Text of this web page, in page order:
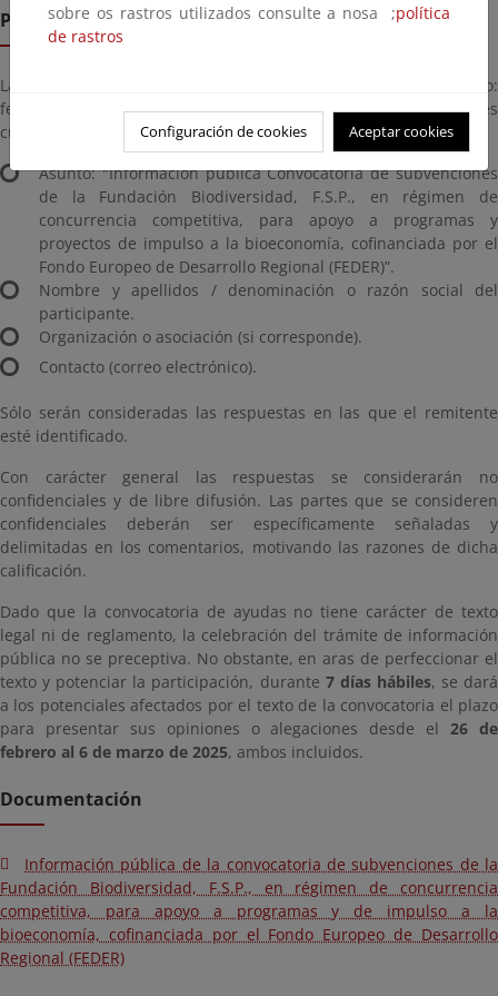
Presentación de alegacións
Las alegaciones podrán remitirse a la dirección de correo:
feder@fundacion-biodiversidad.es, indicando las siguientes
cuestiones:
Asunto: "Información pública Convocatoria de subvenciones
de la Fundación Biodiversidad, F.S.P., en régimen de
concurrencia competitiva, para apoyo a programas y
proyectos de impulso a la bioeconomía, cofinanciada por el
Fondo Europeo de Desarrollo Regional (FEDER)”.
Nombre y apellidos / denominación o razón social del
participante.
Organización o asociación (si corresponde).
Contacto (correo electrónico).
Sólo serán consideradas las respuestas en las que el remitente
esté identificado.
Con carácter general las respuestas se considerarán no
confidenciales y de libre difusión. Las partes que se consideren
confidenciales deberán ser específicamente señaladas y
delimitadas en los comentarios, motivando las razones de dicha
calificación.
Dado que la convocatoria de ayudas no tiene carácter de texto
legal ni de reglamento, la celebración del trámite de información
pública no se preceptiva. No obstante, en aras de perfeccionar el
texto y potenciar la participación, durante 7 días hábiles, se dará
a los potenciales afectados por el texto de la convocatoria el plazo
para presentar sus opiniones o alegaciones desde el26 de
febrero al 6 de marzo de 2025, ambos incluidos.
Documentación
Información pública de la convocatoria de subvenciones de la
Fundación Biodiversidad, F.S.P., en régimen de concurrencia
competitiva, para apoyo a programas y de impulso a la
bioeconomía, cofinanciada por el Fondo Europeo de Desarrollo
Regional (FEDER)
sobre os rastros utilizados consulte a nosa ;política
de rastros
Configuración de cookies Aceptar cookies